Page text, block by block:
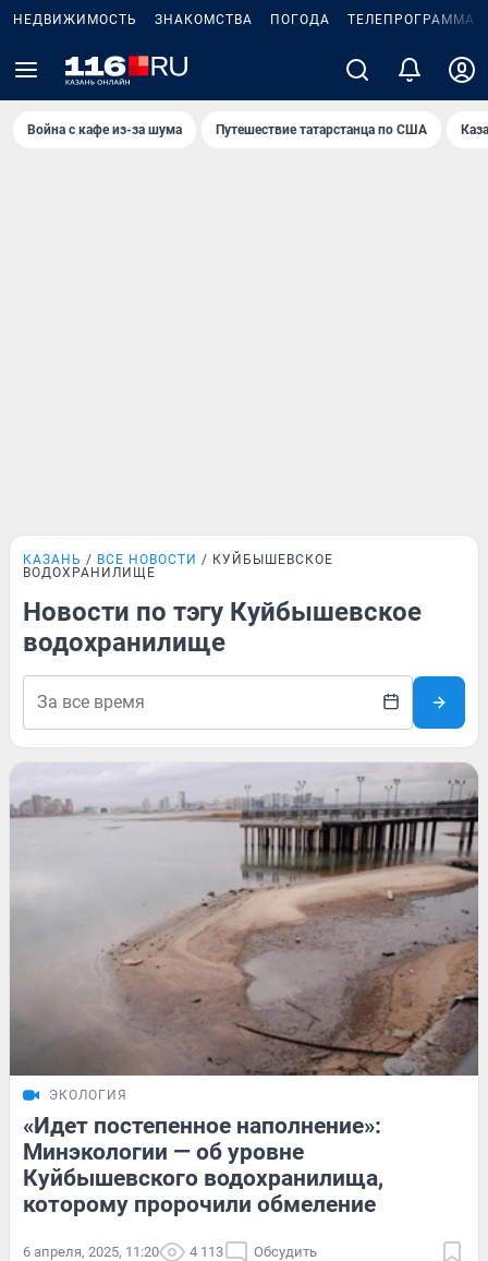
НЕДВИЖИМОСТЬ ЗНАКОМСТВА ПОГОДА ТЕЛЕПРОГРАММА
Война с кафе из-за шума Путешествие татарстанца по США
КАЗАНЬ ВСЕ НОВОСТИ
КУЙБЫШЕВСКОЕ
ВОДОХРАНИЛИЩЕ
Новости по тэгу Куйбышевское
водохранилище
ЭКОЛОГИЯ
«Идет постепенное наполнение»:
Минэкологии — об уровне
Куйбышевского водохранилища,
которому пророчили обмеление
6 апреля, 2025, 11:20 4 113 Обсудить